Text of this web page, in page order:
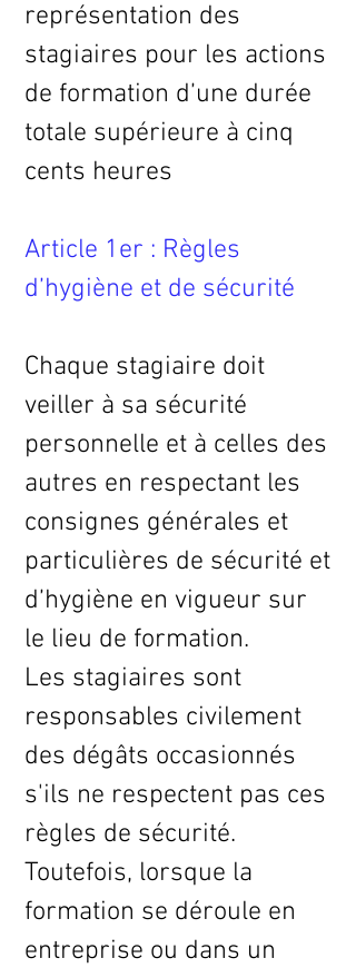
représentation des
stagiaires pour les actions
de formation d’une durée
totale supérieure à cinq
cents heures
Article 1er : Règles
d’hygiène et de sécurité
Chaque stagiaire doit
veiller à sa sécurité
personnelle et à celles des
autres en respectant les
consignes générales et
particulières de sécurité et
d’hygiène en vigueur sur
le lieu de formation.
Les stagiaires sont
responsables civilement
des dégâts occasionnés
s'ils ne respectent pas ces
règles de sécurité.
Toutefois, lorsque la
formation se déroule en
entreprise ou dans un